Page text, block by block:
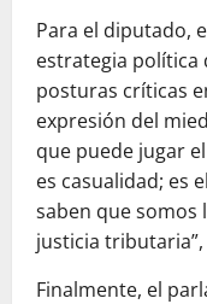
Para el diputado,
estrategia política
posturas críticas
expresión del
que puede jugar
es casualidad; es
saben que somos
justicia
Finalmente, el